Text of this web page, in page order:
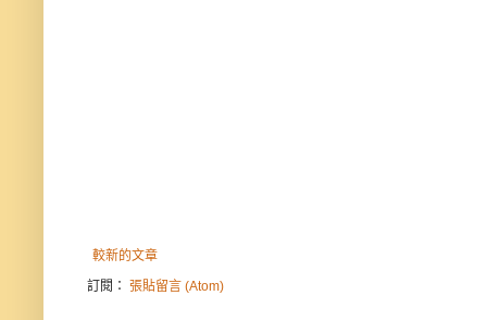
較新的文章
訂閱： 張貼留言 (Atom)